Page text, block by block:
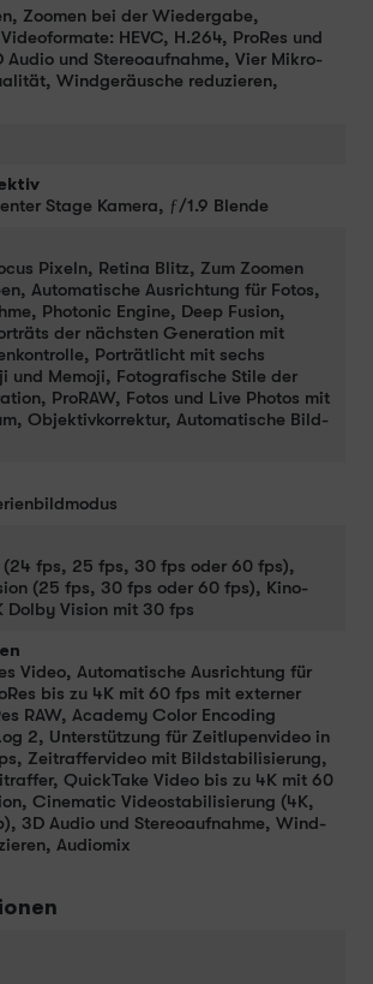
Zoomen bei der Wieder­gabe,
HEVC, H.264, ProRes und
Audio und Stereo­aufnahme, Vier Mikro­
Wind­geräusche redu­zieren,
Stage Kamera, ƒ/1.9 Blende
Pixeln, Retina Blitz, Zum Zoomen
Automatische Ausrichtung für Fotos,
Photonic Engine, Deep Fusion,
der nächsten Gene­ra­tion mit
Porträt­licht mit sechs
und Memoji, Fotografische Stile der
ProRAW, Fotos und Live Photos mit
Objektivkorrektur, Auto­matische Bild­
(24 fps, 25 fps, 30 fps oder 60 fps),
(25 fps, 30 fps oder 60 fps), Kino­
Dolby Vision mit 30 fps
Video, Automatische Ausrichtung für
bis zu 4K mit 60 fps mit externer
RAW, Academy Color Encoding
2, Unter­stüt­zung für Zeitlupen­video in
Zeitraffervideo mit Bild­stabilisierung,
QuickTake Video bis zu 4K mit 60
Cinematic Video­stabilisierung (4K,
3D Audio und Stereo­aufnahme, Wind­
Audiomix